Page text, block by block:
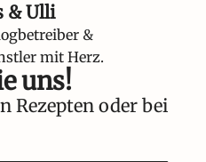
& Ulli
&
mit Herz.
uns!​
Rezepten oder bei